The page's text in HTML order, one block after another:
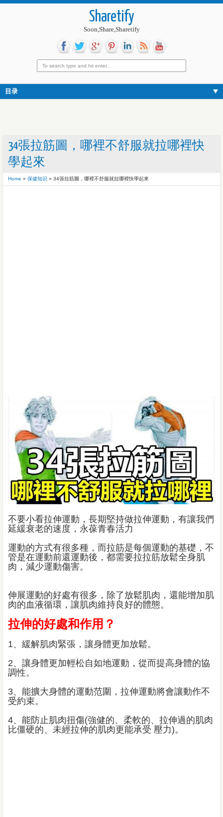
Sharetify
Soon,Share,Sharetify
目录
34張拉筋圖，哪裡不舒服就拉哪裡快
學起來
Home » 保健知识 » 34張拉筋圖，哪裡不舒服就拉哪裡快學起來
不要小看拉伸運動，長期堅持做拉伸運動，有讓我們
延緩衰老的速度，永葆青春活力
運動的方式有很多種，而拉筋是每個運動的基礎，不
管是在運動前還運動後，都需要拉拉筋放鬆全身肌
肉，減少運動傷害。
伸展運動的好處有很多，除了放鬆肌肉，還能增加肌
肉的血液循環，讓肌肉維持良好的體態。
拉伸的好處和作用？
1、緩解肌肉緊張，讓身體更加放鬆。
2、讓身體更加輕松自如地運動，從而提高身體的協
調性。
3、能擴大身體的運動范圍，拉伸運動將會讓動作不
受約束。
4、能防止肌肉扭傷(強健的、柔軟的、拉伸過的肌肉
比僵硬的、未經拉伸的肌肉更能承受 壓力)。